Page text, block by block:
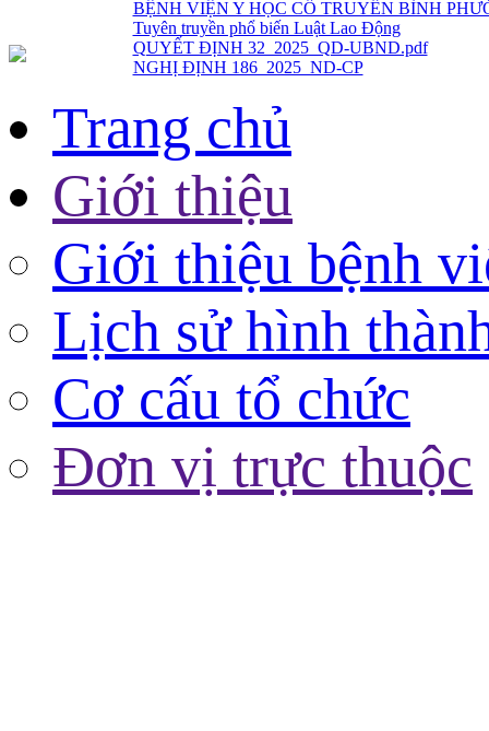
Trang chủ
Giới thiệu
Giới thiệu bệnh
Lịch sử hình
Cơ cấu tổ chức
Đơn vị trực thuộc
QUYẾT ĐỊNH 32_2025_QD-UBND.pdf
NGHỊ ĐỊNH 186_2025_ND-CP